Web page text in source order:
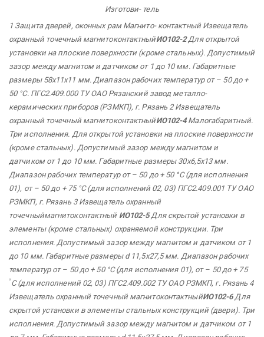
Изготови-тель
1 Защитадверей, оконныхрам Магнито-контактный Извещатель
охранныйточечный магнитоконтактныйИО102-2Для открытой
установки на плоские поверхности (кроме стальных). Допустимый
зазор между магнитом и датчиком от 1 до 10 мм. Габаритные
размеры 58х11х11 мм. Диапазон рабочих температур от – 50 до +
50 °С. ПГС2.409.000 ТУ ОАО Рязанский завод металло-
керамических приборов (РЗМКП), г. Рязань 2 Извещатель
охранныйточечный магнитоконтактныйИО102-4Малогабаритный.
Три исполнения. Для открытой установки на плоские поверхности
(кроме стальных). Допустимый зазор между магнитом и
датчиком от 1 до 10 мм. Габаритные размеры 30х6,5х13 мм.
Диапазон рабочих температур от – 50 до + 50 °С (для исполнения
01), от – 50 до + 75 °С (для исполнений 02, 03) ПГС2.409.001 ТУ ОАО
РЗМКП, г. Рязань 3 Извещательохранный
точечныймагнитоконтактный ИО102-5Для скрытой установки в
элементы (кроме стальных) охраняемой конструкции. Три
исполнения. Допустимый зазор между магнитом и датчиком от 1
до 10 мм.Габаритные размеры d 11,5х27,5 мм. Диапазон рабочих
температур от – 50 до + 50 °С (для исполнения 01), от – 50 до + 75
oС (для исполнений 02, 03) ПГС2.409.002 ТУ ОАО РЗМКП, г. Рязань 4
Извещатель охранныйточечный магнитоконтактныйИО102-6Для
скрытой установки в элементы стальных конструкций (двери). Три
исполнения. Допустимый зазор между магнитом и датчиком от 1